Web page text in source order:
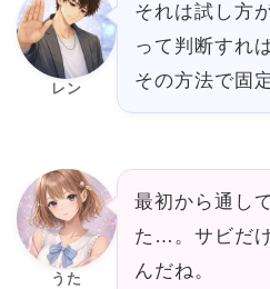
レン
それは試し方
って判断すれ
その方法で固
うた
最初から通し
た…。サビだ
んだね。